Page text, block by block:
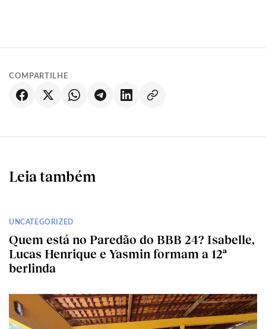
COMPARTILHE
Leia também
UNCATEGORIZED
Quem está no Paredão do BBB 24? Isabelle,
Lucas Henrique e Yasmin formam a 12ª
berlinda